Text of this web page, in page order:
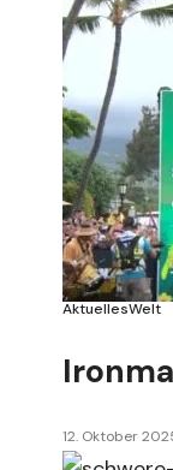
AktuellesWelt
12. Oktober